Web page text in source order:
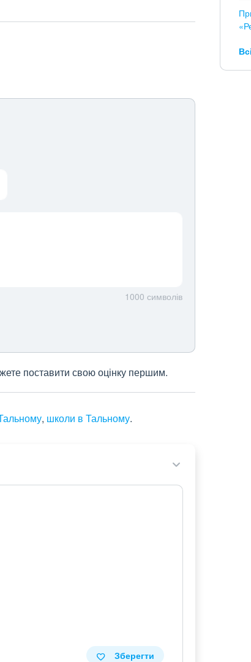
1000 символів
поставити свою оцінку першим.
, школи в Тальному.
Зберегти